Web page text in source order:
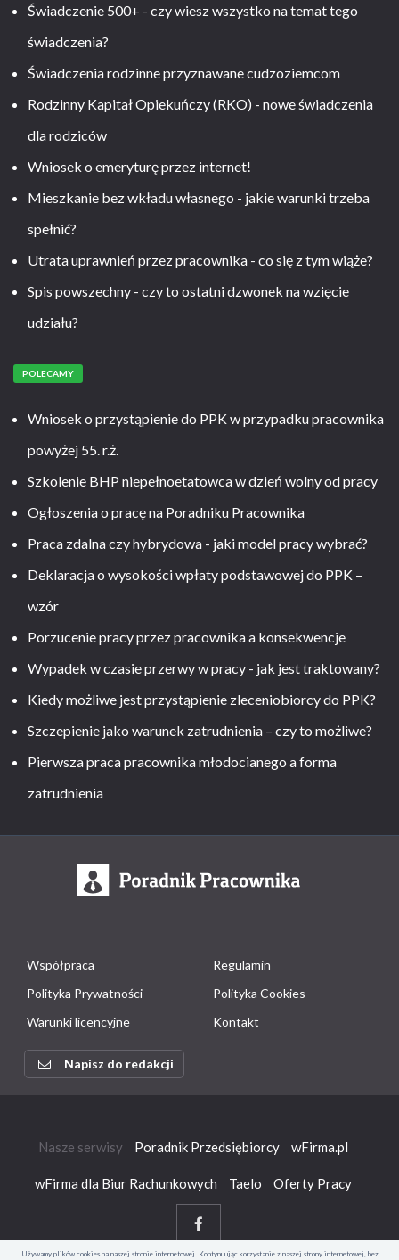
Świadczenie 500+ - czy wiesz wszystko na temat tego
świadczenia?
Świadczenia rodzinne przyznawane cudzoziemcom
Rodzinny Kapitał Opiekuńczy (RKO) - nowe świadczenia
dla rodziców
Wniosek o emeryturę przez internet!
Mieszkanie bez wkładu własnego - jakie warunki trzeba
spełnić?
Utrata uprawnień przez pracownika - co się z tym wiąże?
Spis powszechny - czy to ostatni dzwonek na wzięcie
udziału?
POLECAMY
Wniosek o przystąpienie do PPK w przypadku pracownika
powyżej 55. r.ż.
Szkolenie BHP niepełnoetatowca w dzień wolny od pracy
Ogłoszenia o pracę na Poradniku Pracownika
Praca zdalna czy hybrydowa - jaki model pracy wybrać?
Deklaracja o wysokości wpłaty podstawowej do PPK –
wzór
Porzucenie pracy przez pracownika a konsekwencje
Wypadek w czasie przerwy w pracy - jak jest traktowany?
Kiedy możliwe jest przystąpienie zleceniobiorcy do PPK?
Szczepienie jako warunek zatrudnienia – czy to możliwe?
Pierwsza praca pracownika młodocianego a forma
zatrudnienia
Współpraca
Regulamin
Polityka Prywatności
Polityka Cookies
Warunki licencyjne
Kontakt
Napisz do redakcji
Nasze serwisy Poradnik Przedsiębiorcy wFirma.pl
wFirma dla Biur Rachunkowych Taelo Oferty Pracy
Używamy plików cookies na naszej stronie internetowej. Kontynuując korzystanie z naszej strony internetowej, bez